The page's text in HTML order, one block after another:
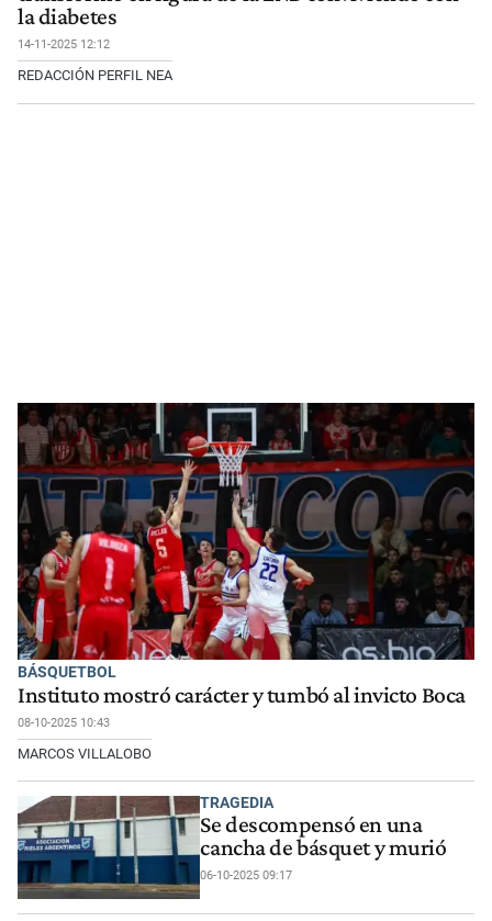
la diabetes
14-11-2025 12:12
REDACCIÓN PERFIL NEA
BÁSQUETBOL
Instituto mostró carácter y tumbó al invicto Boca
08-10-2025 10:43
MARCOS VILLALOBO
TRAGEDIA
Se descompensó en una
cancha de básquet y murió
06-10-2025 09:17